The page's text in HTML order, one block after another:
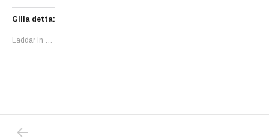
Gilla detta:
Laddar in …
Inläggsnavigering